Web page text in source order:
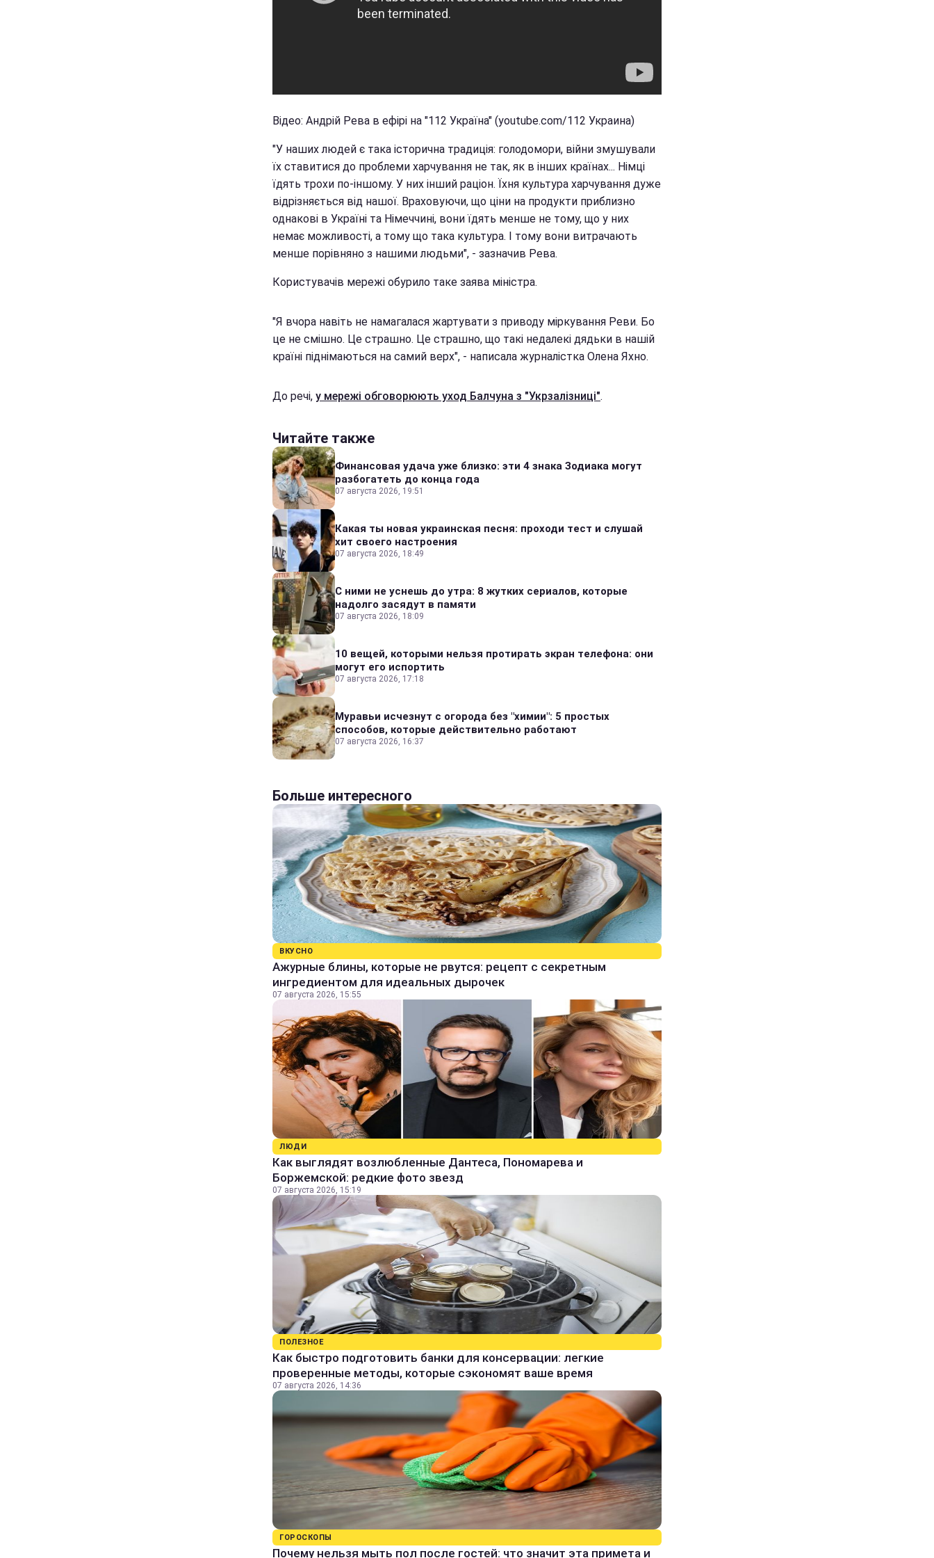
Відео: Андрій Рева в ефірі на "112 Україна" (youtube.com/112 Украина)
"У наших людей є така історична традиція: голодомори, війни змушували
їх ставитися до проблеми харчування не так, як в інших країнах... Німці
їдять трохи по-іншому. У них інший раціон. Їхня культура харчування дуже
відрізняється від нашої. Враховуючи, що ціни на продукти приблизно
однакові в Україні та Німеччині, вони їдять менше не тому, що у них
немає можливості, а тому що така культура. І тому вони витрачають
менше порівняно з нашими людьми", - зазначив Рева.
Користувачів мережі обурило таке заява міністра.
"Я вчора навіть не намагалася жартувати з приводу міркування Реви. Бо
це не смішно. Це страшно. Це страшно, що такі недалекі дядьки в нашій
країні піднімаються на самий верх", - написала журналістка Олена Яхно.
До речі, у мережі обговорюють уход Балчуна з "Укрзалізниці".
Читайте также
Финансовая удача уже близко: эти 4 знака Зодиака могут
разбогатеть до конца года
07 августа 2026, 19:51
Какая ты новая украинская песня: проходи тест и слушай
хит своего настроения
07 августа 2026, 18:49
С ними не уснешь до утра: 8 жутких сериалов, которые
надолго засядут в памяти
07 августа 2026, 18:09
10 вещей, которыми нельзя протирать экран телефона: они
могут его испортить
07 августа 2026, 17:18
Муравьи исчезнут с огорода без "химии": 5 простых
способов, которые действительно работают
07 августа 2026, 16:37
Больше интересного
ВКУСНО
Ажурные блины, которые не рвутся: рецепт с секретным
ингредиентом для идеальных дырочек
07 августа 2026, 15:55
ЛЮДИ
Как выглядят возлюбленные Дантеса, Пономарева и
Боржемской: редкие фото звезд
07 августа 2026, 15:19
ПОЛЕЗНОЕ
Как быстро подготовить банки для консервации: легкие
проверенные методы, которые сэкономят ваше время
07 августа 2026, 14:36
ГОРОСКОПЫ
Почему нельзя мыть пол после гостей: что значит эта примета и